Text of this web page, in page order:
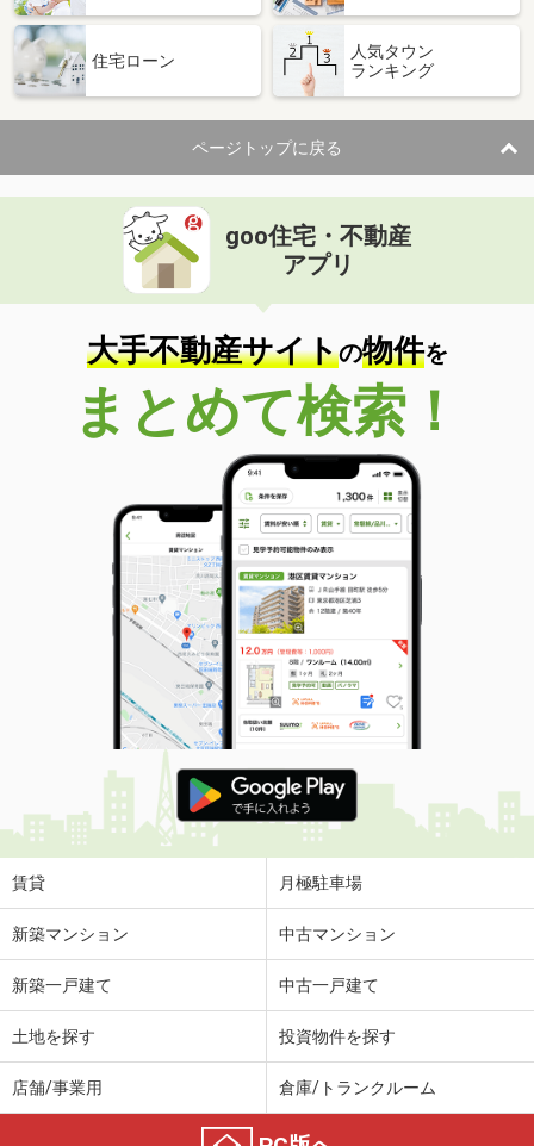
住宅ローン
人気タウン
ランキング
ページトップに戻る
goo住宅・不動産
アプリ
大手不動産サイトの物件を
まとめて検索！
賃貸 月極駐車場
新築マンション 中古マンション
新築一戸建て 中古一戸建て
土地を探す 投資物件を探す
店舗/事業用 倉庫/トランクルーム